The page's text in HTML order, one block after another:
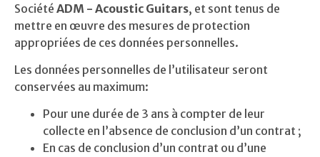
Société ADM - Acoustic Guitars, et sont tenus de
mettre en œuvre des mesures de protection
appropriées de ces données personnelles.
Les données personnelles de l’utilisateur seront
conservées au maximum:
Pour une durée de 3 ans à compter de leur
collecte en l’absence de conclusion d’un contrat ;
En cas de conclusion d’un contrat ou d’une